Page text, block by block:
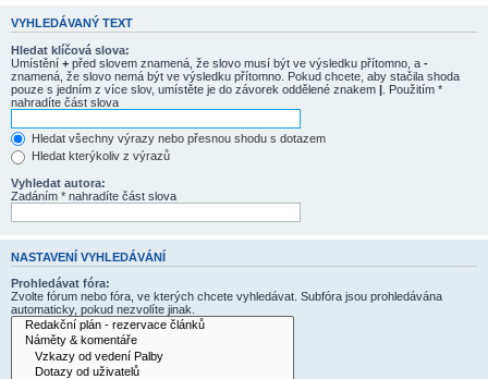
VYHLEDÁVANÝ TEXT
Hledat klíčová slova:
Umístění + před slovem znamená, že slovo musí být ve výsledku přítomno, a -
znamená, že slovo nemá být ve výsledku přítomno. Pokud chcete, aby stačila shoda
pouze s jedním z více slov, umístěte je do závorek oddělené znakem | . Použitím *
nahradíte část slova
Hledat všechny výrazy nebo přesnou shodu s dotazem
Hledat kterýkoliv z výrazů
Vyhledat autora:
Zadáním * nahradíte část slova
NASTAVENÍ VYHLEDÁVÁNÍ
Prohledávat fóra:
Zvolte fórum nebo fóra, ve kterých chcete vyhledávat. Subfóra jsou prohledávána
automaticky, pokud nezvolíte jinak.